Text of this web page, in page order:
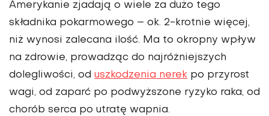
Amerykanie zjadają o wiele za dużo tego
składnika pokar­mowego – ok. 2-krotnie więcej,
niż wynosi zalecana ilość. Ma to okropny wpływ
na zdrowie, prowadząc do najróżniejszych
dolegliwości, od uszkodzenia nerek po przyrost
wagi, od zaparć po podwyższone ryzyko raka, od
chorób serca po utratę wapnia.